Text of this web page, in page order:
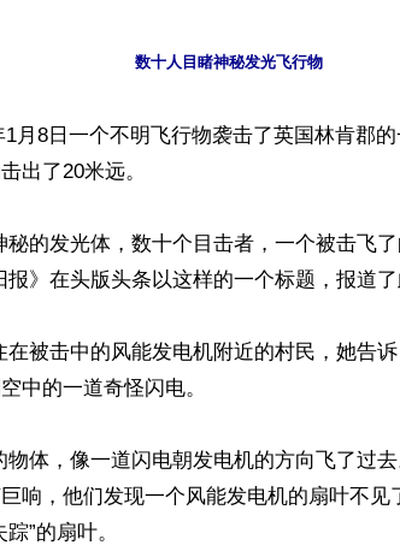
数十人目睹神秘发光飞行物
1月8日一个不明飞行物袭击了英国林肯郡
出了20米远。
秘的发光体，数十个目击者，一个被击飞
》在头版头条以这样的一个标题，报道了
在被击中的风能发电机附近的村民，她告
中的一道奇怪闪电。
物体，像一道闪电朝发电机的方向飞了过
响，他们发现一个风能发电机的扇叶不见
”的扇叶。